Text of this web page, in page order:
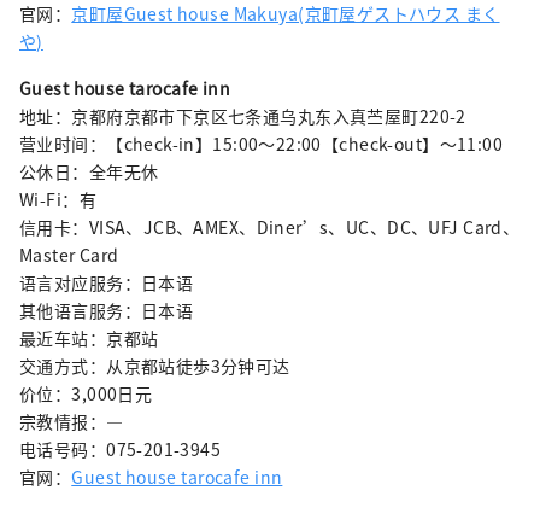
官网： 京町屋Guest house Makuya(京町屋ゲストハウス まく
や)
Guest house tarocafe inn
地址：京都府京都市下京区七条通乌丸东入真苎屋町220-2
营业时间：【check-in】15:00〜22:00【check-out】〜11:00
公休日：全年无休
Wi-Fi：有
信用卡：VISA、JCB、AMEX、Diner’s、UC、DC、UFJ Card、
Master Card
语言对应服务：日本语
其他语言服务：日本语
最近车站：京都站
交通方式：从京都站徒歩3分钟可达
价位：3,000日元
宗教情报：—
电话号码：075-201-3945
官网：Guest house tarocafe inn